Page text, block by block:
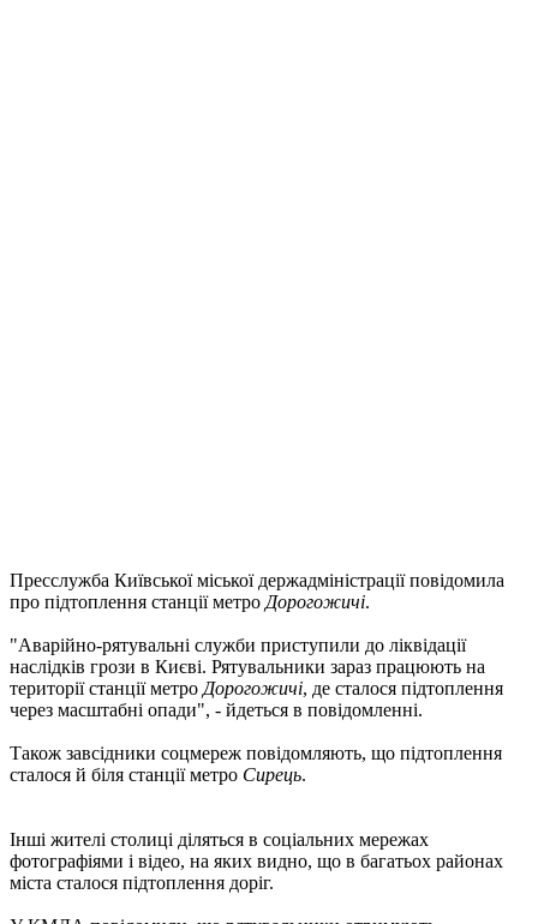
Пресслужба Київської міської держадміністрації повідомила
про підтоплення станції метро Дорогожичі.
"Аварійно-рятувальні служби приступили до ліквідації
наслідків грози в Києві. Рятувальники зараз працюють на
території станції метро Дорогожичі, де сталося підтоплення
через масштабні опади", - йдеться в повідомленні.
Також завсідники соцмереж повідомляють, що підтоплення
сталося й біля станції метро Сирець.
Інші жителі столиці діляться в соціальних мережах
фотографіями і відео, на яких видно, що в багатьох районах
міста сталося підтоплення доріг.